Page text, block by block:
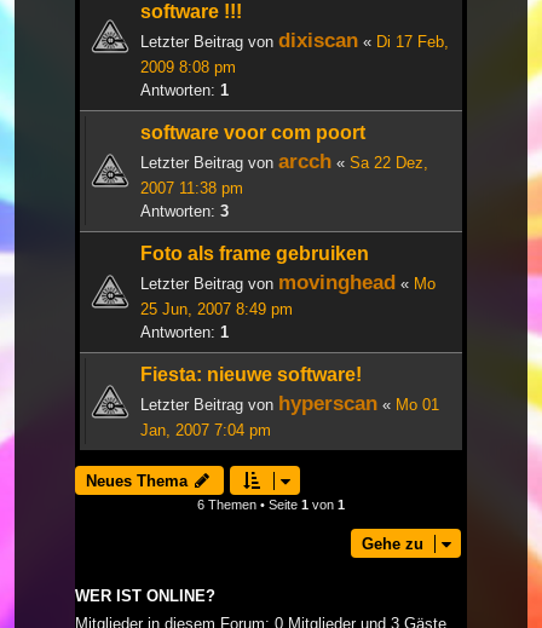
software !!!
Letzter Beitrag von dixiscan « Di 17 Feb,
2009 8:08 pm
Antworten: 1
software voor com poort
Letzter Beitrag von arcch « Sa 22 Dez,
2007 11:38 pm
Antworten: 3
Foto als frame gebruiken
Letzter Beitrag von movinghead « Mo
25 Jun, 2007 8:49 pm
Antworten: 1
Fiesta: nieuwe software!
Letzter Beitrag von hyperscan « Mo 01
Jan, 2007 7:04 pm
Neues Thema
6 Themen • Seite 1 von 1
Gehe zu
WER IST ONLINE?
Mitglieder in diesem Forum: 0 Mitglieder und 3 Gäste